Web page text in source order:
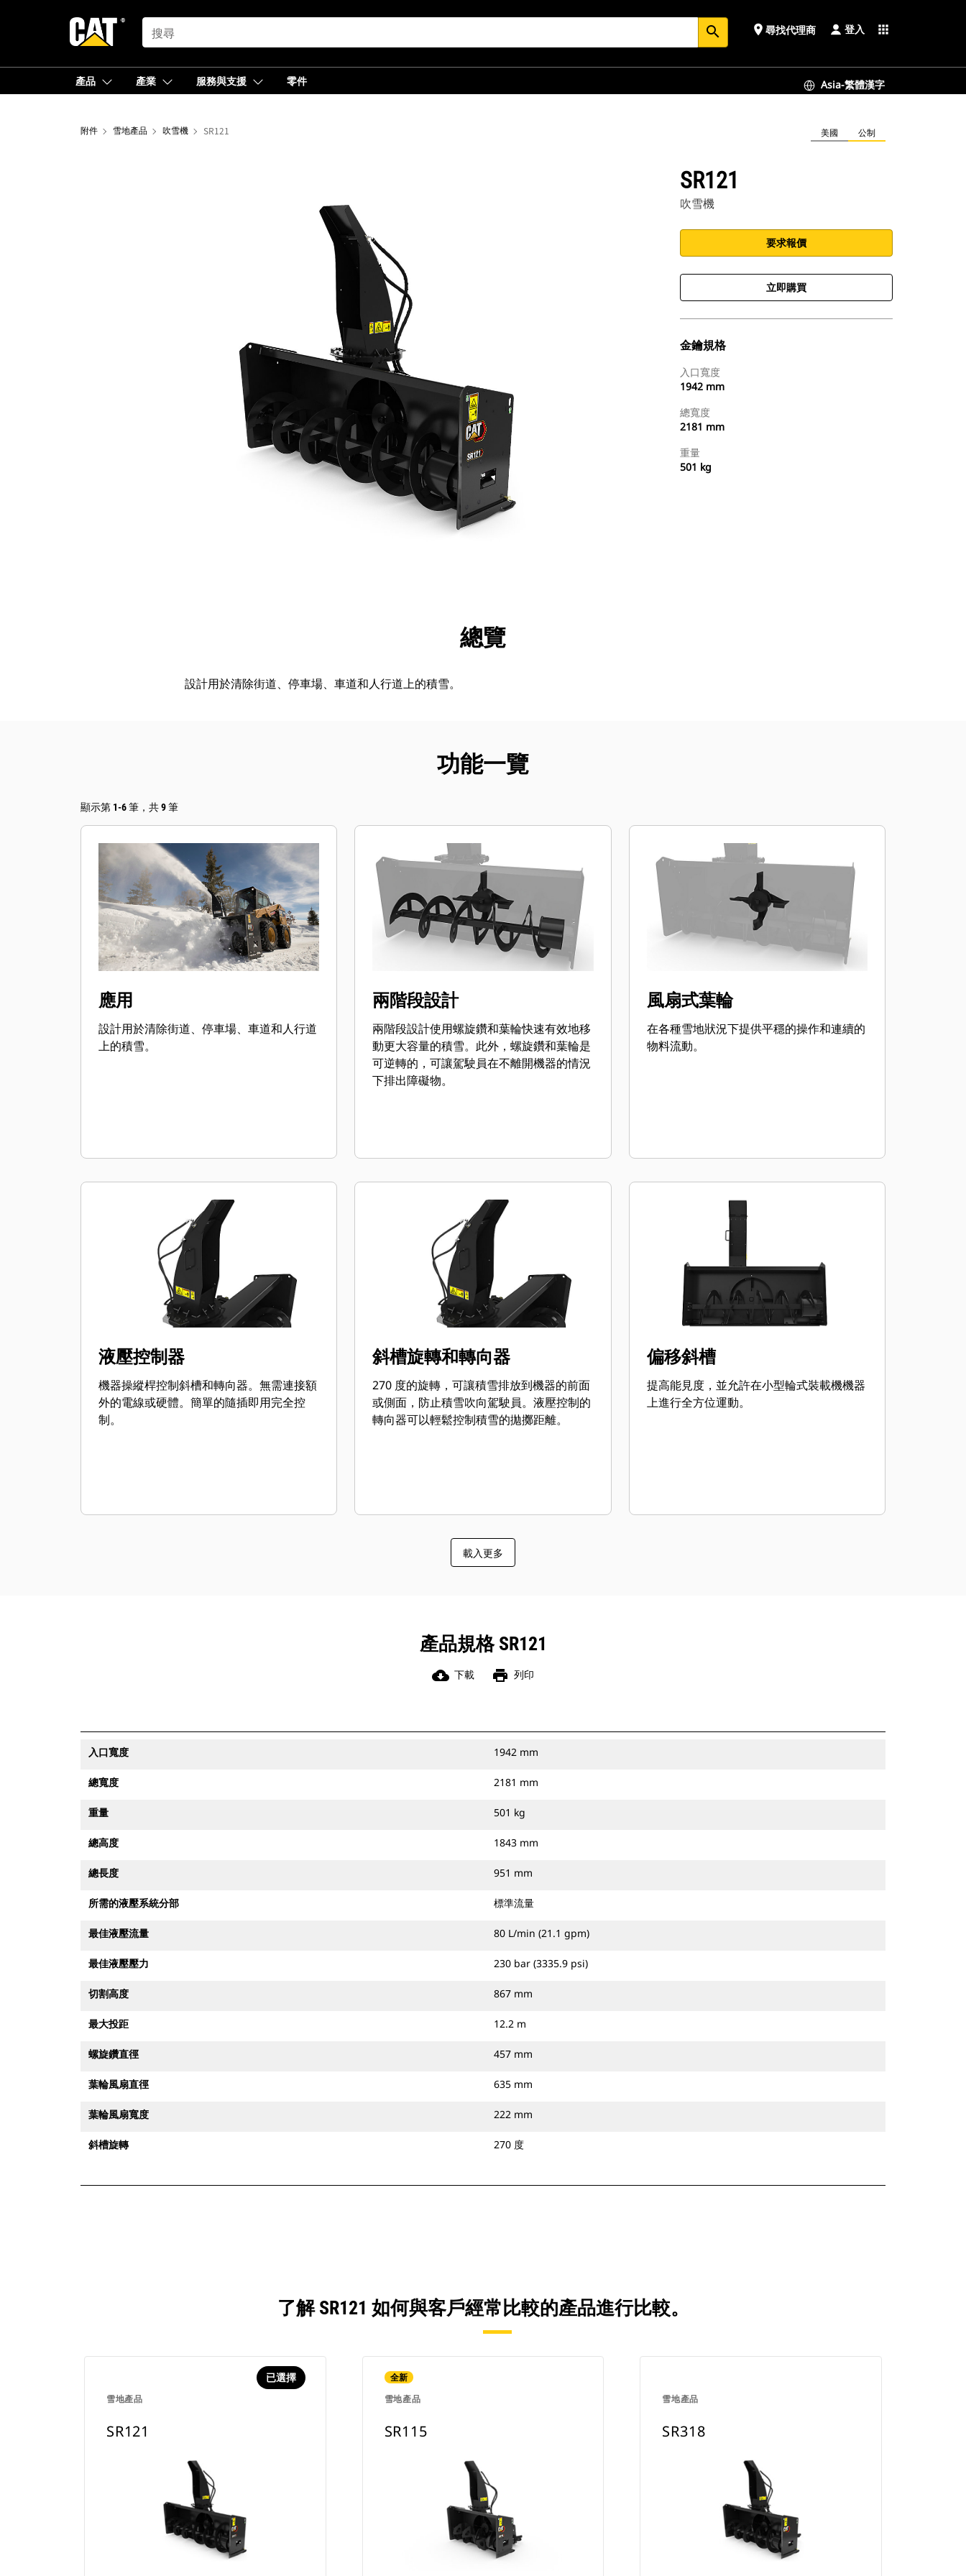
SEARCH search place 尋找代理商 登入 apps
產品 產業 服務與支援 零件 Asia-繁體漢字
附件 雪地產品 吹雪機 SR121 美國 公制
SR121
吹雪機
要求報價
立即購買
金鑰規格
入口寬度
1942 mm
總寬度
2181 mm
重量
501 kg
導覽總覽
設計用於清除街道、停車場、車道和人行道上的積雪。
功能一覽
顯示第 1-6 筆，共 9 筆
應用
設計用於清除街道、停車場、車道和人行道
上的積雪。
兩階段設計
兩階段設計使用螺旋鑽和葉輪快速有效地移
動更大容量的積雪。此外，螺旋鑽和葉輪是
可逆轉的，可讓駕駛員在不離開機器的情況
下排出障礙物。
風扇式葉輪
在各種雪地狀況下提供平穩的操作和連續的
物料流動。
液壓控制器
機器操縱桿控制斜槽和轉向器。無需連接額
外的電線或硬體。簡單的隨插即用完全控
制。
斜槽旋轉和轉向器
270 度的旋轉，可讓積雪排放到機器的前面
或側面，防止積雪吹向駕駛員。液壓控制的
轉向器可以輕鬆控制積雪的拋擲距離。
偏移斜槽
提高能見度，並允許在小型輪式裝載機機器
上進行全方位運動。
載入更多
產品規格 SR121
cloud_download 下載 print 列印
入口寬度 1942 mm
總寬度 2181 mm
重量 501 kg
總高度 1843 mm
總長度 951 mm
所需的液壓系統分部 標準流量
最佳液壓流量 80 L/min (21.1 gpm)
最佳液壓壓力 230 bar (3335.9 psi)
切割高度 867 mm
最大投距 12.2 m
螺旋鑽直徑 457 mm
葉輪風扇直徑 635 mm
葉輪風扇寬度 222 mm
斜槽旋轉 270 度
了解 SR121 如何與客戶經常比較的產品進行比較。
雪地產品
已選擇
SR121
全新
雪地產品
SR115
雪地產品
SR318